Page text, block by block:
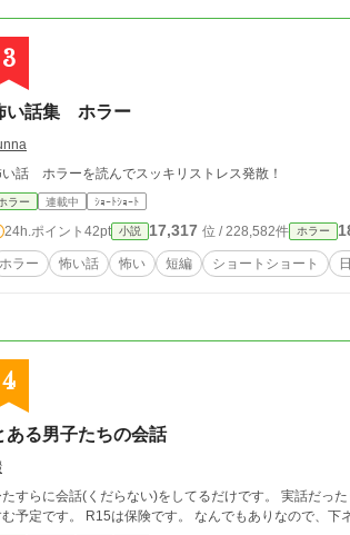
3
い話集 ホラー
い話 ホラーを読んでスッキリストレス発散！
ラー 連載中 ｼｮｰﾄｼｮｰﾄ
24h.ポイント 42pt 小説 17,317 位 / 228,582件 ホラー
ホラー 怖い話 怖い 短編 ショートショート
4
ある男子たちの会話
すらに会話(くだらない)をしてるだけです。 実話だったり、作
すむ予定です。 R15は保険です。 なんでもありな